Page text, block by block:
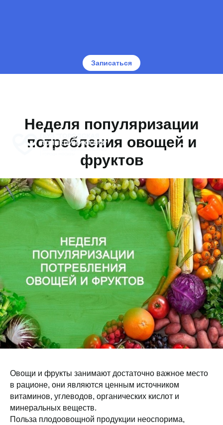
Записаться
Неделя популяризации
потребления овощей и
фруктов
Овощи и фрукты занимают достаточно важное место
в рационе, они являются ценным источником
витаминов, углеводов, органических кислот и
минеральных веществ.
Польза плодоовощной продукции неоспорима,